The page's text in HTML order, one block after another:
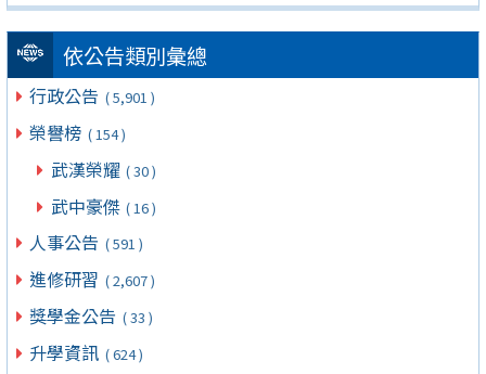
依公告類別彙總
行政公告 ( 5,901 )
榮譽榜 ( 154 )
武漢榮耀 ( 30 )
武中豪傑 ( 16 )
人事公告 ( 591 )
進修研習 ( 2,607 )
獎學金公告 ( 33 )
升學資訊 ( 624 )